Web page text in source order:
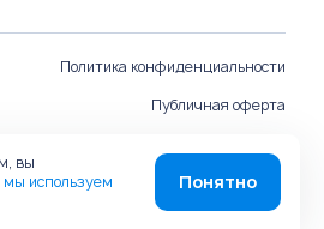
Политика конфиденциальности
Публичная оферта
Карта сайта
вы
мы используем
Понятно